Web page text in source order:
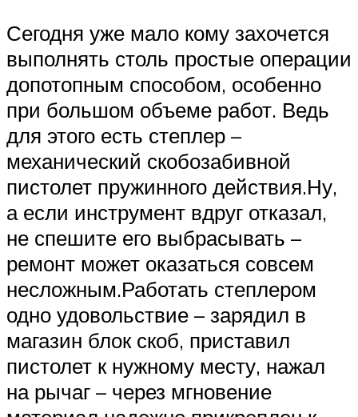
Сегодня уже мало кому захочется
выполнять столь простые операции
допотопным способом, особенно
при большом объеме работ. Ведь
для этого есть степлер –
механический скобозабивной
пистолет пружинного действия.Ну,
а если инструмент вдруг отказал,
не спешите его выбрасывать –
ремонт может оказаться совсем
несложным.Работать степлером
одно удовольствие – зарядил в
магазин блок скоб, приставил
пистолет к нужному месту, нажал
на рычаг – через мгновение